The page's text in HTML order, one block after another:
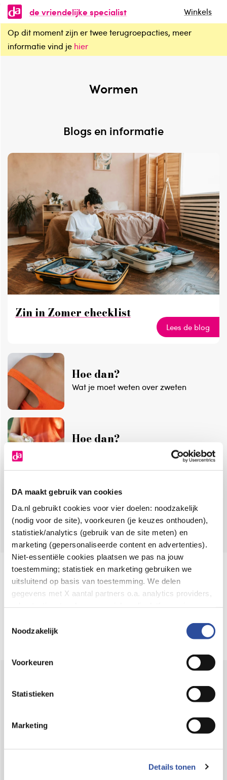
DA maakt gebruik van cookies
Da.nl gebruikt cookies voor vier doelen: noodzakelijk
(nodig voor de site), voorkeuren (je keuzes onthouden),
statistiek/analytics (gebruik van de site meten) en
marketing (gepersonaliseerde content en advertenties).
Niet-essentiële cookies plaatsen we pas na jouw
toestemming; statistiek en marketing gebruiken we
uitsluitend op basis van toestemming. We delen
gegevens met X aantal partners o.a. analytics providers,
en de bewaartermijnen per categorie. Je kunt je keuze op
gegevensverwerking staat in de
Privacyverklaring
Noodzakelijk
Voorkeuren
Statistieken
Marketing
Details tonen
de vriendelijke specialist
Winkels
Op dit moment zijn er twee terugroepacties, meer
informatie vind je hier
Wormen
Blogs en informatie
Zin in Zomer checklist
Lees de blog
Hoe dan?
Wat je moet weten over zweten
Hoe dan?
Hoe dan?
Zontips voor je kleintje
Meld je aan voor deDA nieuwsbriefen ontvang
aanbiedingen en inspiratie.
Voor 21u besteld,
8.6 uit4.106 reviews